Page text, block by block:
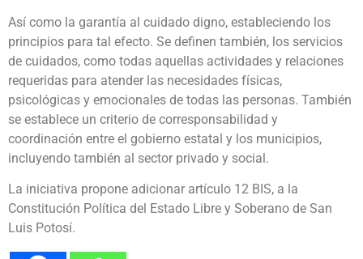
Así como la garantía al cuidado digno, estableciendo los
principios para tal efecto. Se definen también, los servicios
de cuidados, como todas aquellas actividades y relaciones
requeridas para atender las necesidades físicas,
psicológicas y emocionales de todas las personas. También
se establece un criterio de corresponsabilidad y
coordinación entre el gobierno estatal y los municipios,
incluyendo también al sector privado y social.
La iniciativa propone adicionar artículo 12 BIS, a la
Constitución Política del Estado Libre y Soberano de San
Luis Potosí.